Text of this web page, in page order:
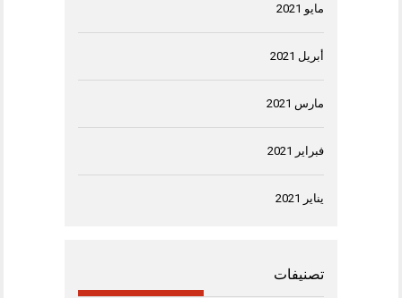
مايو 2021
أبريل 2021
مارس 2021
فبراير 2021
يناير 2021
تصنيفات